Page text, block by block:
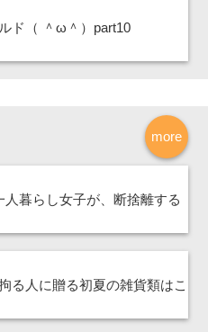
ド（ ＾ω＾）part10
more
人暮らし女子が、断捨離する
る人に贈る初夏の雑貨類はこ